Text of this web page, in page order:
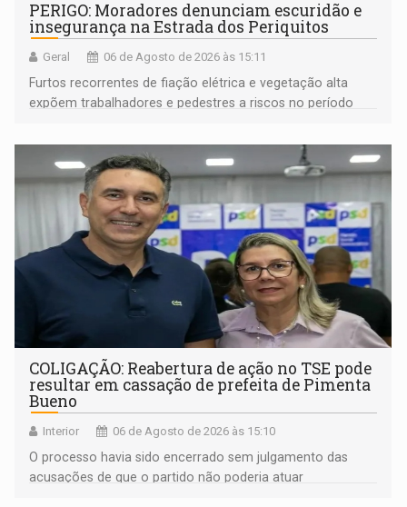
PERIGO: Moradores denunciam escuridão e
insegurança na Estrada dos Periquitos
Geral 06 de Agosto de 2026 às 15:11
Furtos recorrentes de fiação elétrica e vegetação alta
expõem trabalhadores e pedestres a riscos no período
COLIGAÇÃO: Reabertura de ação no TSE pode
resultar em cassação de prefeita de Pimenta
Bueno
Interior 06 de Agosto de 2026 às 15:10
O processo havia sido encerrado sem julgamento das
acusações de que o partido não poderia atuar